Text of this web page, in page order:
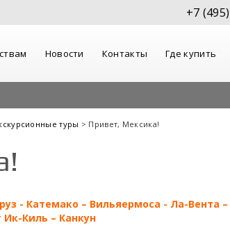
+7
Новости Контакты Где купить
туры > Привет, Мексика!
- Катемако – Вильяермоса - Ла-Вента
Киль – Канкун